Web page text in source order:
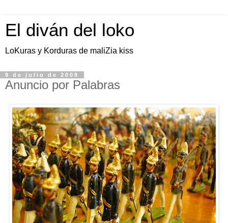
El diván del loko
LoKuras y Korduras de maliZia kiss
9 de julio de 2008
Anuncio por Palabras